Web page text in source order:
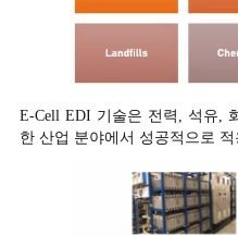
E-Cell EDI 기술은 전력, 석유,
한 산업 분야에서 성공적으로